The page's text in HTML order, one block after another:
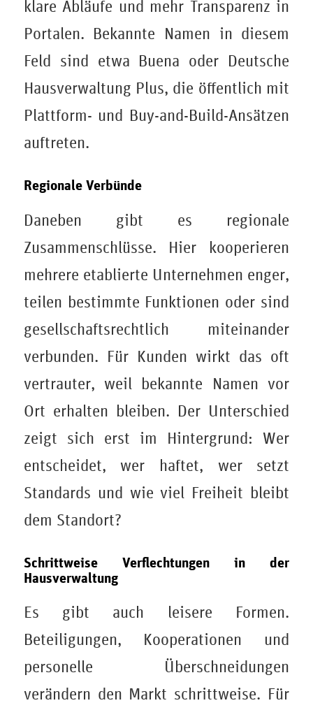
klare Abläufe und mehr Transparenz in
Portalen. Bekannte Namen in diesem
Feld sind etwa Buena oder Deutsche
Hausverwaltung Plus, die öffentlich mit
Plattform- und Buy-and-Build-Ansätzen
auftreten.
Regionale Verbünde
Daneben gibt es regionale
Zusammenschlüsse. Hier kooperieren
mehrere etablierte Unternehmen enger,
teilen bestimmte Funktionen oder sind
gesellschaftsrechtlich miteinander
verbunden. Für Kunden wirkt das oft
vertrauter, weil bekannte Namen vor
Ort erhalten bleiben. Der Unterschied
zeigt sich erst im Hintergrund: Wer
entscheidet, wer haftet, wer setzt
Standards und wie viel Freiheit bleibt
dem Standort?
Schrittweise Verflechtungen in der
Hausverwaltung
Es gibt auch leisere Formen.
Beteiligungen, Kooperationen und
personelle Überschneidungen
verändern den Markt schrittweise. Für